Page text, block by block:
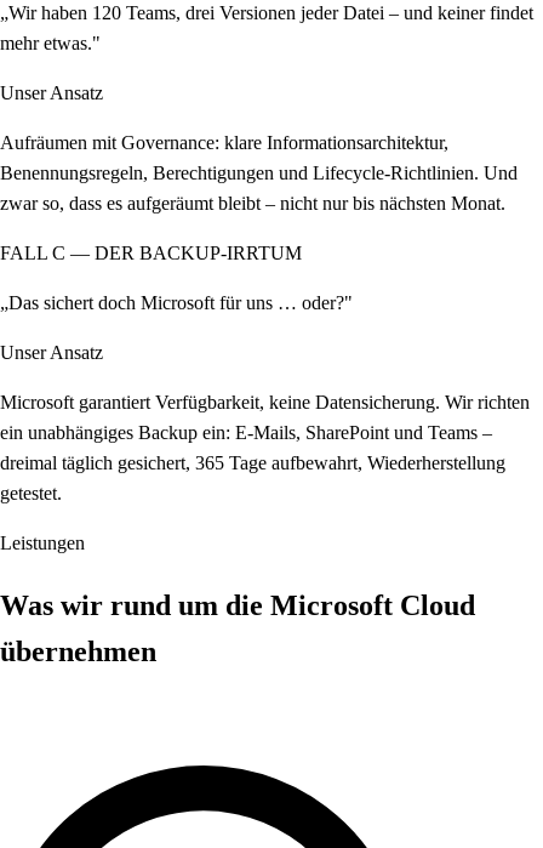
„Wir haben 120 Teams, drei Versionen jeder Datei – und keiner findet
mehr etwas."
Unser Ansatz
Aufräumen mit Governance: klare Informationsarchitektur,
Benennungsregeln, Berechtigungen und Lifecycle-Richtlinien. Und
zwar so, dass es aufgeräumt bleibt – nicht nur bis nächsten Monat.
FALL C — DER BACKUP-IRRTUM
„Das sichert doch Microsoft für uns … oder?"
Unser Ansatz
Microsoft garantiert Verfügbarkeit, keine Datensicherung. Wir richten
ein unabhängiges Backup ein: E-Mails, SharePoint und Teams –
dreimal täglich gesichert, 365 Tage aufbewahrt, Wiederherstellung
getestet.
Leistungen
Was wir rund um die Microsoft Cloud
übernehmen